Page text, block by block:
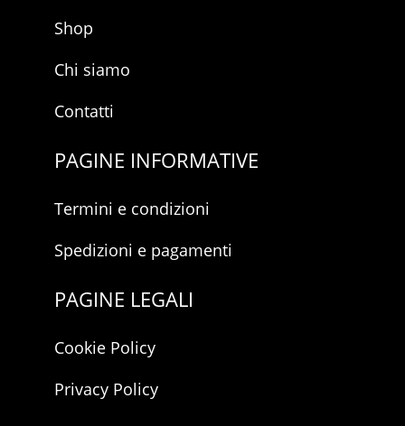
Shop
Chi siamo
Contatti
PAGINE INFORMATIVE
Termini e condizioni
Spedizioni e pagamenti
PAGINE LEGALI
Cookie Policy
Privacy Policy